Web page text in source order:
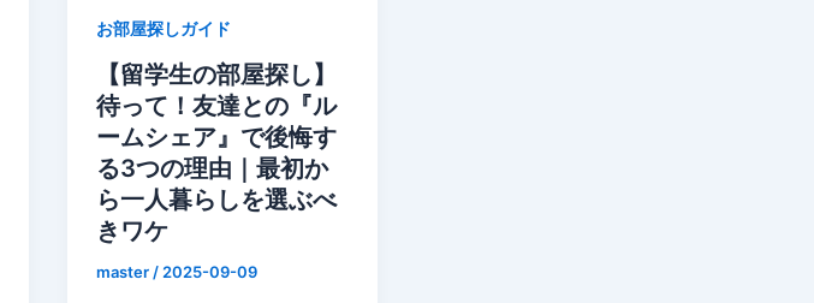
お部屋探しガイド
【留学生の部屋探し】
待って！友達との『ル
ームシェア』で後悔す
る3つの理由｜最初か
ら一人暮らしを選ぶべ
きワケ
master / 2025-09-09